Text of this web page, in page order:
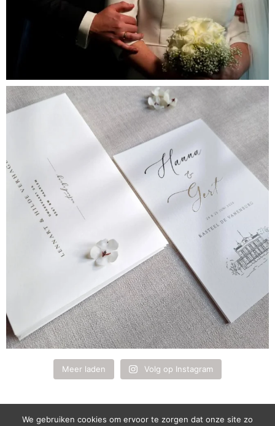
Meer laden Volg op Instagram
We gebruiken cookies om ervoor te zorgen dat onze site zo